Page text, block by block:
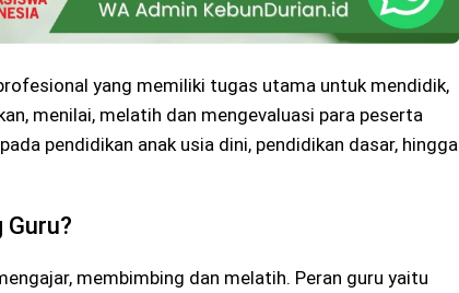
yang memiliki tugas utama untuk mendidik,
menilai, melatih dan mengevaluasi para peserta
pendidikan anak usia dini, pendidikan dasar, hingga
Guru?
membimbing dan melatih. Peran guru yaitu